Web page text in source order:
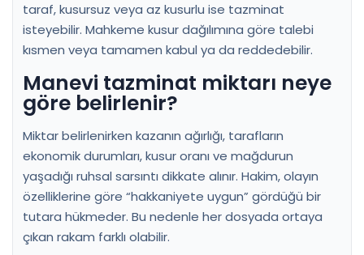
taraf, kusursuz veya az kusurlu ise tazminat
isteyebilir. Mahkeme kusur dağılımına göre talebi
kısmen veya tamamen kabul ya da reddedebilir.
Manevi tazminat miktarı neye
göre belirlenir?
Miktar belirlenirken kazanın ağırlığı, tarafların
ekonomik durumları, kusur oranı ve mağdurun
yaşadığı ruhsal sarsıntı dikkate alınır. Hakim, olayın
özelliklerine göre “hakkaniyete uygun” gördüğü bir
tutara hükmeder. Bu nedenle her dosyada ortaya
çıkan rakam farklı olabilir.